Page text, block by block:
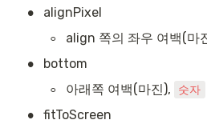
• alignPixel
◦ align 쪽의 좌우 여백(마
• bottom
◦ 아래쪽 여백(마진), 숫자
• fitToScreen